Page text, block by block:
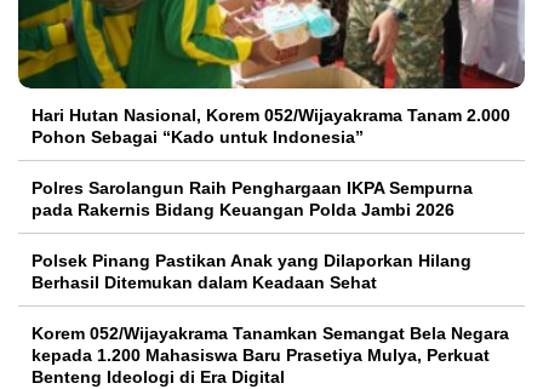
Hari Hutan Nasional, Korem 052/Wijayakrama Tanam 2.000
Pohon Sebagai “Kado untuk Indonesia”
Polres Sarolangun Raih Penghargaan IKPA Sempurna
pada Rakernis Bidang Keuangan Polda Jambi 2026
Polsek Pinang Pastikan Anak yang Dilaporkan Hilang
Berhasil Ditemukan dalam Keadaan Sehat
Korem 052/Wijayakrama Tanamkan Semangat Bela Negara
kepada 1.200 Mahasiswa Baru Prasetiya Mulya, Perkuat
Benteng Ideologi di Era Digital